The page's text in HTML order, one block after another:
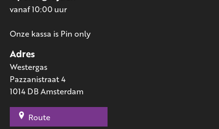
Adres
Westergas
Pazzanistraat 4
1014 DB Amsterdam
Route
vanaf 10:00 uur
Onze kassa is Pin only